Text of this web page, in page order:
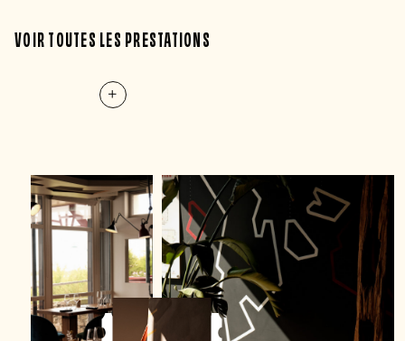
VOIR TOUTES LES PRESTATIONS